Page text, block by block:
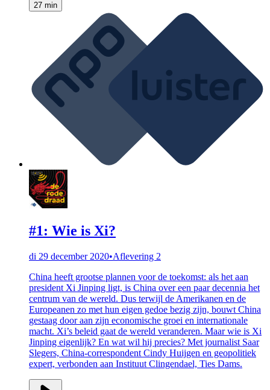
27 min
#1: Wie is Xi?
di 29 december 2020•Aflevering 2
China heeft grootse plannen voor de toekomst: als het aan
president Xi Jinping ligt, is China over een paar decennia het
centrum van de wereld. Dus terwijl de Amerikanen en de
Europeanen zo met hun eigen gedoe bezig zijn, bouwt China
gestaag door aan zijn economische groei en internationale
macht. Xi’s beleid gaat de wereld veranderen. Maar wie is Xi
Jinping eigenlijk? En wat wil hij precies? Met journalist Saar
Slegers, China-correspondent Cindy Huijgen en geopolitiek
expert, verbonden aan Instituut Clingendael, Ties Dams.